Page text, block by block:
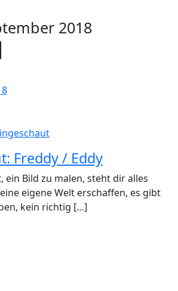
2018
Freddy / Eddy
ein Bild zu malen, steht dir alles
eigene Welt erschaffen, es gibt
kein richtig […]